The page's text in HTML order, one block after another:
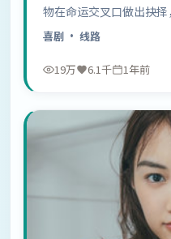
物在命运交叉口做出抉
人……
喜剧 · 线路
19万 6.1千 1年前